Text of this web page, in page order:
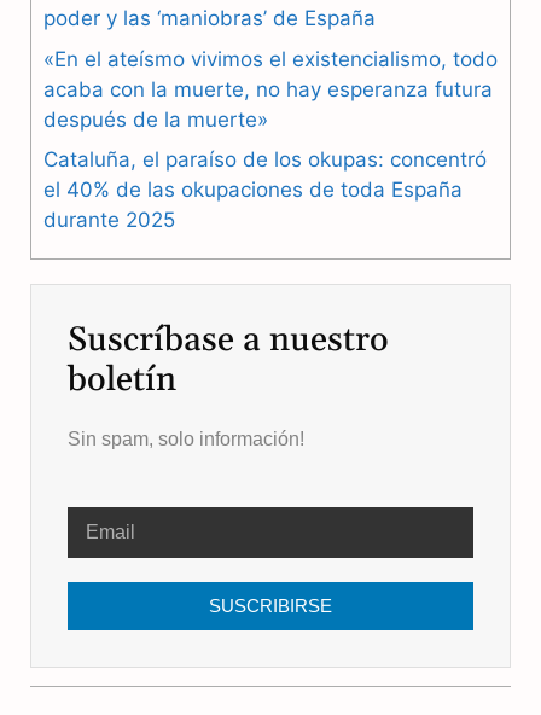
o
k
a
m
p
p
poder y las ‘maniobras’ de España
«En el ateísmo vivimos el existencialismo, todo
acaba con la muerte, no hay esperanza futura
después de la muerte»
Cataluña, el paraíso de los okupas: concentró
el 40% de las okupaciones de toda España
durante 2025
Suscríbase a nuestro
boletín
Sin spam, solo información!
SUSCRIBIRSE